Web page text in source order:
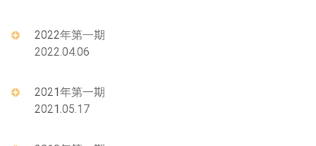
2022年第一期
2022.04.06
2021年第一期
2021.05.17